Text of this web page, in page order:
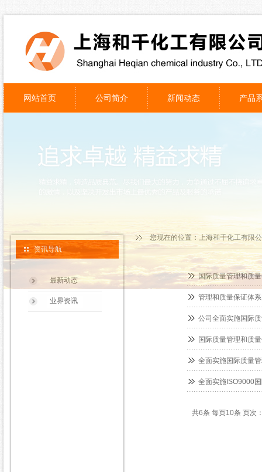
网站首页 公司简介 新闻动态 产品
您现在的位置：上海和千化工有限
资讯导航
最新动态
业界资讯
国际质量管理和质
管理和质量保证体
公司全面实施国际
国际质量管理和质
全面实施国际质量
全面实施ISO9000
共6条 每页10条 页次